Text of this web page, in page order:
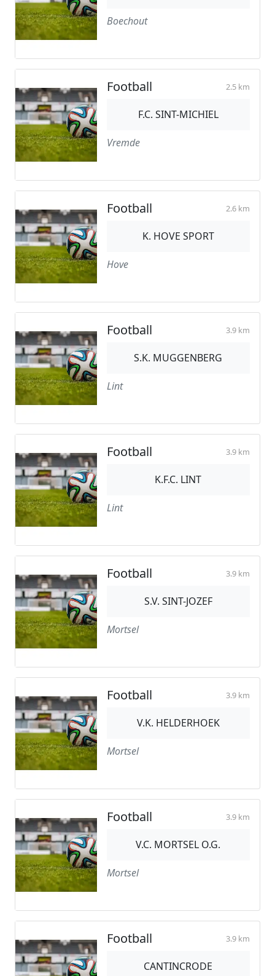
Boechout
Football 2.5 km
F.C. SINT-MICHIEL
Vremde
Football 2.6 km
K. HOVE SPORT
Hove
Football 3.9 km
S.K. MUGGENBERG
Lint
Football 3.9 km
K.F.C. LINT
Lint
Football 3.9 km
S.V. SINT-JOZEF
Mortsel
Football 3.9 km
V.K. HELDERHOEK
Mortsel
Football 3.9 km
V.C. MORTSEL O.G.
Mortsel
Football 3.9 km
CANTINCRODE